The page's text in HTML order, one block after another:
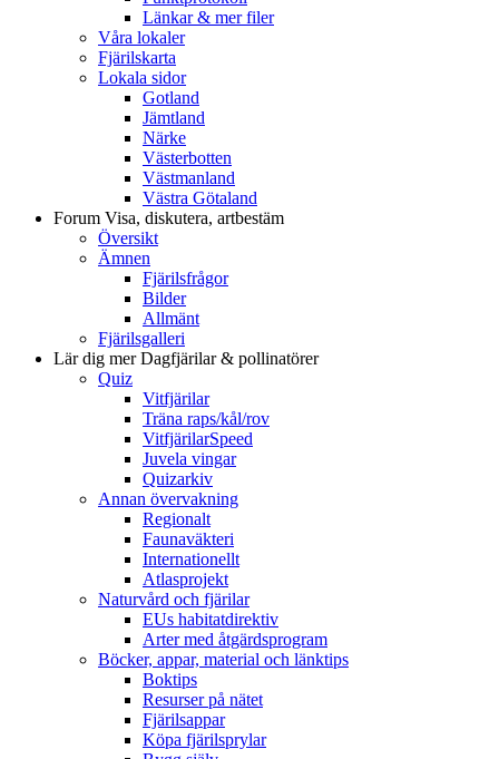
Länkar & mer filer
Våra lokaler
Fjärilskarta
Lokala sidor
Gotland
Jämtland
Närke
Västerbotten
Västmanland
Västra Götaland
Forum Visa, diskutera, artbestäm
Översikt
Ämnen
Fjärilsfrågor
Bilder
Allmänt
Fjärilsgalleri
Lär dig merDagfjärilar & pollinatörer
Quiz
Vitfjärilar
Träna raps/kål/rov
VitfjärilarSpeed
Juvela vingar
Quizarkiv
Annan övervakning
Regionalt
Faunaväkteri
Internationellt
Atlasprojekt
Naturvård och fjärilar
EUs habitatdirektiv
Arter med åtgärdsprogram
Böcker, appar, material och länktips
Boktips
Resurser på nätet
Fjärilsappar
Köpa fjärilsprylar